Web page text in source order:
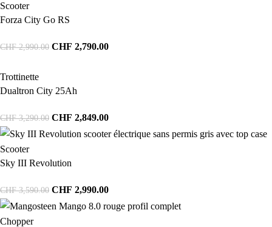
Scooter
Forza City Go RS
CHF2,990.00 CHF 2,790.00
Trottinette
Dualtron City 25Ah
CHF3,290.00 CHF 2,849.00
Scooter
Sky III Revolution
CHF3,590.00 CHF 2,990.00
Chopper